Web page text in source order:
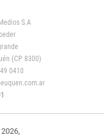
S.A
(CP 8300)
0410